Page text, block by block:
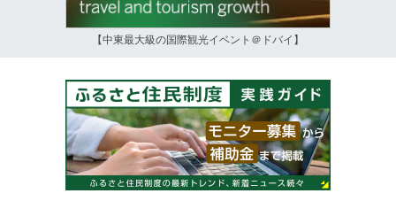
【中東最大級の国際観光イベント＠ドバイ】